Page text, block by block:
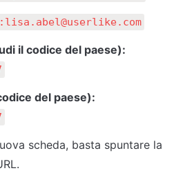
il codice del paese):
del paese):
scheda, basta spuntare la